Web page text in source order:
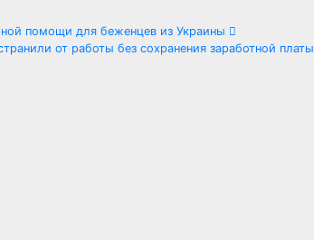
помощи для беженцев из Украины
от работы без сохранения заработной платы